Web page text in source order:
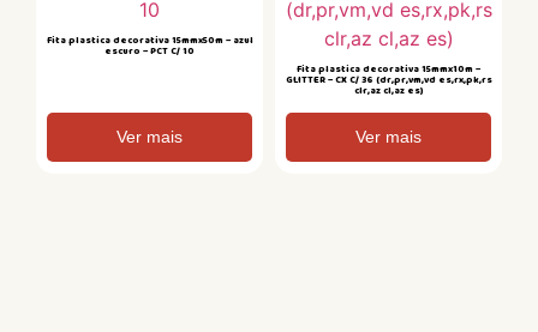
Fita plastica decorativa 15mmx50m – azul
escuro – PCT C/ 10
Ver mais
Fita plastica decorativa 15mmx10m –
GLITTER – CX C/ 36 (dr,pr,vm,vd es,rx,pk,rs
clr,az cl,az es)
Ver mais